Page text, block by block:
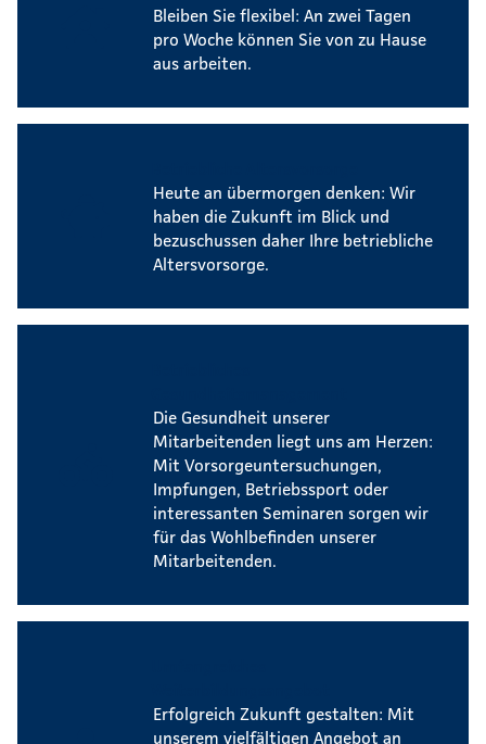
Bleiben Sie flexibel: An zwei Tagen
pro Woche können Sie von zu Hause
aus arbeiten.
Heute an übermorgen denken: Wir
haben die Zukunft im Blick und
bezuschussen daher Ihre betriebliche
Altersvorsorge.
Die Gesundheit unserer
Mitarbeitenden liegt uns am Herzen:
Mit Vorsorgeuntersuchungen,
Impfungen, Betriebssport oder
interessanten Seminaren sorgen wir
für das Wohlbefinden unserer
Mitarbeitenden.
Erfolgreich Zukunft gestalten: Mit
unserem vielfältigen Angebot an